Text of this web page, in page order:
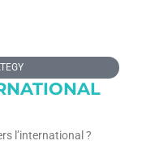
DE
l’international ?